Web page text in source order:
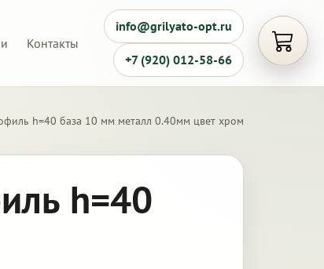
Контакты
info@grilyato-opt.ru
+7 (920) 012-58-66
h=40 база 10 мм металл 0.40мм цвет хром
h=40
Открыть